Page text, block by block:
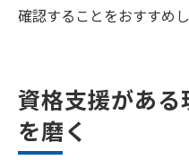
確認することをおすすめし
資格支援があ
を磨く